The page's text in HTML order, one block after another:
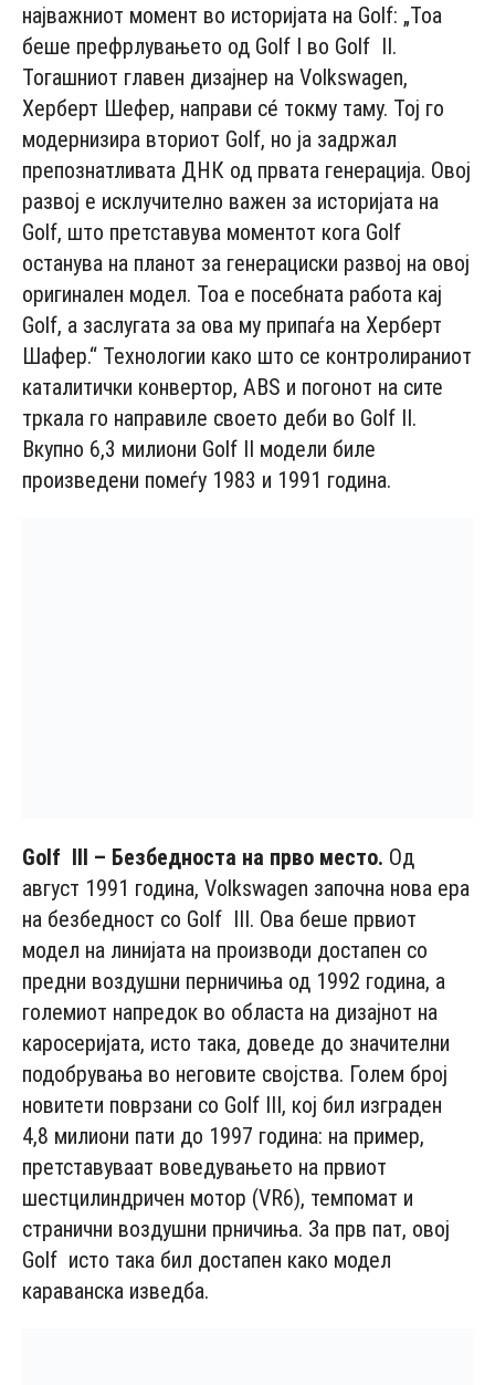
најважниот момент во историјата на Golf: „Тоа
беше префрлувањето од Golf I во Golf II.
Тогашниот главен дизајнер на Volkswagen,
Херберт Шефер, направи сé токму таму. Тој го
модернизира вториот Golf, но ја задржал
препознатливата ДНК од првата генерација. Овој
развој е исклучително важен за историјата на
Golf, што претставува моментот кога Golf
останува на планот за генерациски развој на овој
оригинален модел. Тоа е посебната работа кај
Golf, а заслугата за ова му припаѓа на Херберт
Шафер.“ Технологии како што се контролираниот
каталитички конвертор, ABS и погонот на сите
тркала го направиле своето деби во Golf II.
Вкупно 6,3 милиони Golf II модели биле
произведени помеѓу 1983 и 1991 година.
Golf III – Безбедноста на прво место. Од
август 1991 година, Volkswagen започна нова ера
на безбедност со Golf III. Ова беше првиот
модел на линијата на производи достапен со
предни воздушни перничиња од 1992 година, а
големиот напредок во областа на дизајнот на
каросеријата, исто така, доведе до значителни
подобрувања во неговите својства. Голем број
новитети поврзани со Golf III, кој бил изграден
4,8 милиони пати до 1997 година: на пример,
претставуваат воведувањето на првиот
шестцилиндричен мотор (VR6), темпомат и
странични воздушни прничиња. За прв пат, овој
Golf исто така бил достапен како модел
караванска изведба.